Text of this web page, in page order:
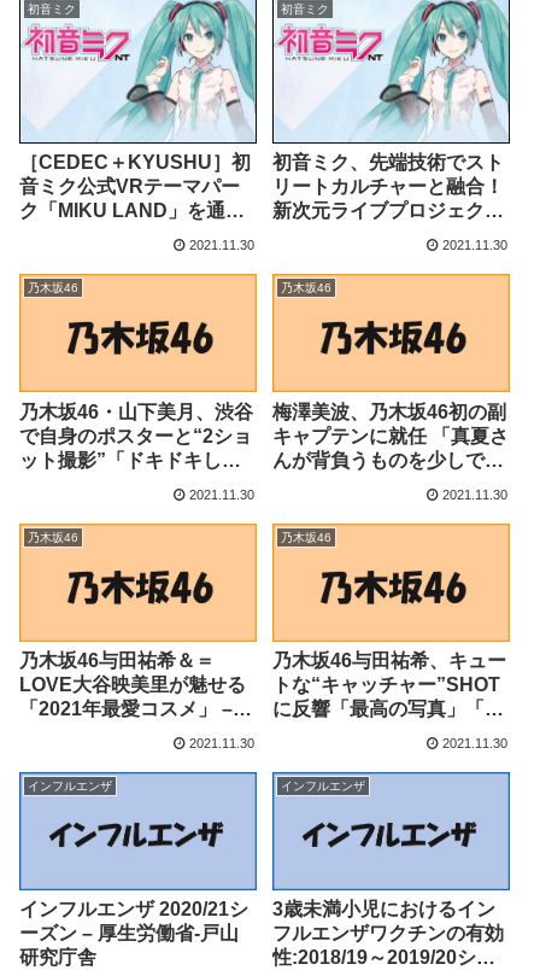
初音ミク
［CEDEC＋KYUSHU］初
音ミク公式VRテーマパー
ク「MIKU LAND」を通じ
て得られた“ゲームIPとVR
る新たな可能性 –
2021.11.30
初音ミク
初音ミク、先端技術でスト
リートカルチャーと融合！
新次元ライブプロジェク
ト"MIKU BREAK" 12月12
2021.11.30
乃木坂46
乃木坂46・山下美月、渋谷
で自身のポスターと“2ショ
ット撮影”「ドキドキした
～」（クランクイン！） –
ニュース
2021.11.30
乃木坂46
梅澤美波、乃木坂46初の副
キャプテンに就任 「真夏さ
んが背負うものを少しでも
一緒に」（クランクイ
Yahoo!ニュース
2021.11.30
乃木坂46
乃木坂46与田祐希＆＝
LOVE大谷映美里が魅せる
「2021年最愛コスメ」 –
2021.11.30
乃木坂46
乃木坂46与田祐希、キュー
トな“キャッチャー”SHOT
に反響「最高の写真」「可
愛すぎ」 (2021年11月30
2021.11.30
インフルエンザ
インフルエンザ 2020/21シ
ーズン – 厚生労働省-戸山
研究庁舎
インフルエンザ
3歳未満小児におけるイン
フルエンザワクチンの有効
性:2018/19～2019/20シー